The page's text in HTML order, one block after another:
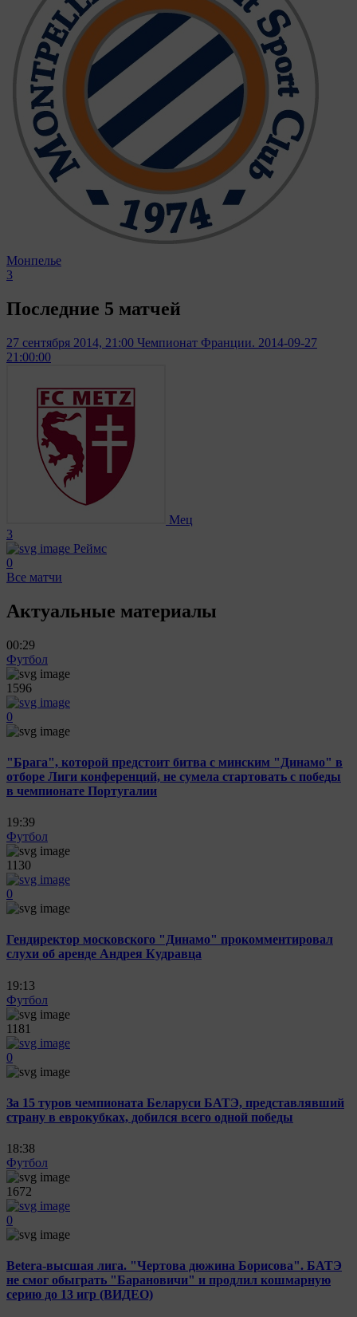
Монпелье
3
Последние 5 матчей
27 сентября 2014, 21:00 Чемпионат Франции. 2014-09-27
21:00:00
Мец
3
Реймс
0
Все матчи
Актуальные материалы
00:29
Футбол
1596
0
"Брага", которой предстоит битва с минским "Динамо" в
отборе Лиги конференций, не сумела стартовать с победы
в чемпионате Португалии
19:39
Футбол
1130
0
Гендиректор московского "Динамо" прокомментировал
слухи об аренде Андрея Кудравца
19:13
Футбол
1181
0
За 15 туров чемпионата Беларуси БАТЭ, представлявший
страну в еврокубках, добился всего одной победы
18:38
Футбол
1672
0
Betera-высшая лига. "Чертова дюжина Борисова". БАТЭ
не смог обыграть "Барановичи" и продлил кошмарную
серию до 13 игр (ВИДЕО)